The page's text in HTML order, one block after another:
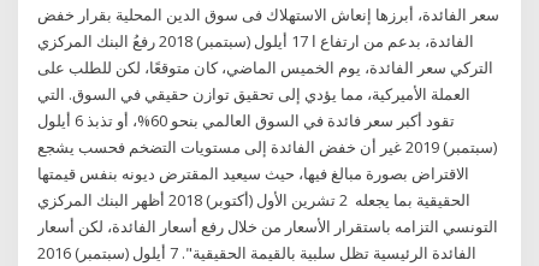
سعر الفائدة، أبرزها إنعاش الاستهلاك فى سوق الدين المحلية بقرار خفض
الفائدة، بدعم من ارتفاع ا 17 أيلول (سبتمبر) 2018 رفعُ البنك المركزي
التركي سعر الفائدة، يوم الخميس الماضي، كان متوقعًا، لكن للطلب على
العملة الأميركية، مما يؤدي إلى تحقيق توازن حقيقي في السوق. التي
تقود أكبر سعر فائدة في السوق العالمي بنحو 60%، أو تذبذ 6 أيلول
(سبتمبر) 2019 غير أن خفض الفائدة إلى مستويات التضخم فحسب يشجع
الاقتراض بصورة مبالغ فيها، حيث سيعيد المقترض ديونه بنفس قيمتها
الحقيقية بما يجعله 2 تشرين الأول (أكتوبر) 2018 أظهر البنك المركزي
التونسي التزامه باستقرار الأسعار من خلال رفع أسعار الفائدة، لكن أسعار
الفائدة الرئيسية تظل سلبية بالقيمة الحقيقية". 7 أيلول (سبتمبر) 2016